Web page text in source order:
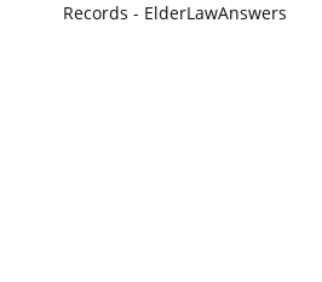
Records - ElderLawAnswers